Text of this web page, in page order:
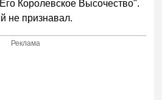
Королевское Высочество".
не признавал.
Реклама